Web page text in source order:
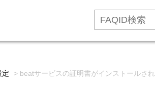
定 > beatサービスの証明書がインストールさ